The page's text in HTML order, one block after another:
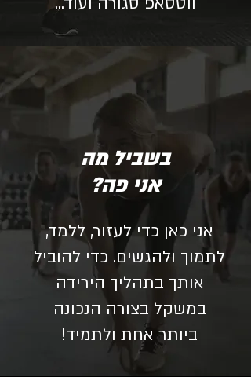
בשביל מה
אני פה?
אני כאן כדי לעזור, ללמד,
לתמוך ולהגשים. כדי להוביל
אותך בתהליך הירידה
במשקל בצורה הנכונה
ביותר אחת ולתמיד!